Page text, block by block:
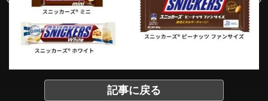
記事に戻る